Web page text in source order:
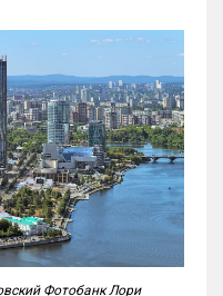
Фотобанк Лори